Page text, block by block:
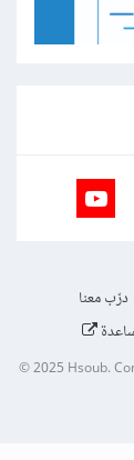
درّب معنا
© 2025Hsoub.